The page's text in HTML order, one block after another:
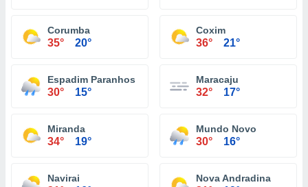
Corumba
35° 20°
Coxim
36° 21°
Espadim Paranhos
30° 15°
Maracaju
32° 17°
Miranda
34° 19°
Mundo Novo
30° 16°
Navirai Nova Andradina